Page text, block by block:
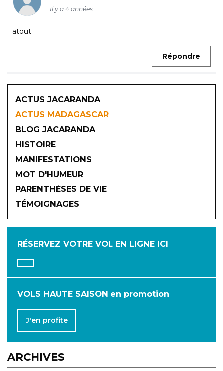
Il y a 4 années
atout
Répondre
ACTUS JACARANDA
ACTUS MADAGASCAR
BLOG JACARANDA
HISTOIRE
MANIFESTATIONS
MOT D'HUMEUR
PARENTHÈSES DE VIE
TÉMOIGNAGES
RÉSERVEZ VOTRE VOL EN LIGNE ICI
VOLS HAUTE SAISON en promotion
J'en profite
ARCHIVES
JANVIER
AVRIL MAI JUIN
JUILLET AOÛT SEPTEMBRE
OCTOBRE